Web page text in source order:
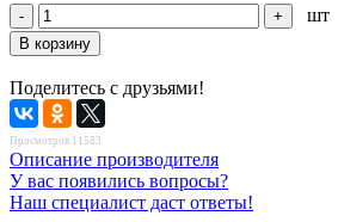
шт
Поделитесь с друзьями!
Просмотров 11583
Описание производителя
У вас появились вопросы?
Наш специалист даст ответы!